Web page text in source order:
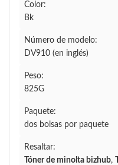
Color:
Bk
Número de modelo:
DV910 (en inglés)
Peso:
825G
Paquete:
dos bolsas por paquete
Resaltar:
Tóner de minolta bizhub,